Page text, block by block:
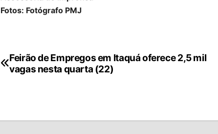
Fotos: Fotógrafo PMJ
Navegação
Feirão de Empregos em Itaquá oferece 2,5 mil
vagas nesta quarta (22)